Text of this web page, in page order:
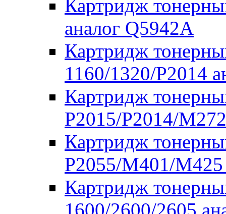
Картридж
аналог Q5942A
Картридж
1160/1320/P2014
Картридж
P2015/P2014/
Картридж
P2055/M401/
Картридж